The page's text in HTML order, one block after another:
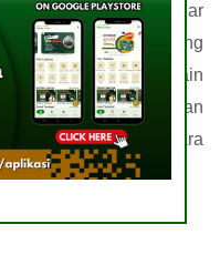
Dan kelas regular
sepuluh orang
telah ditentukan. Selain
ekslusif siswa juga akan
saat belajar di Panara